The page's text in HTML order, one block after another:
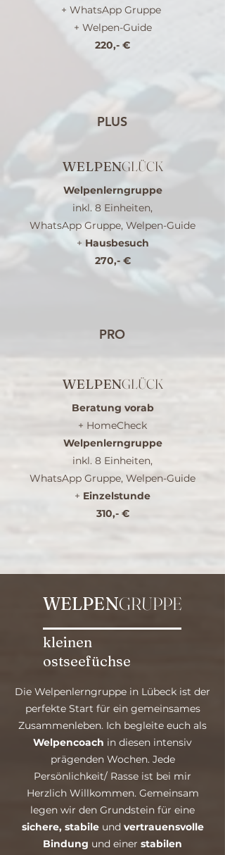
+ WhatsApp Gruppe
+ Welpen-Guide
220,- €
PLUS
WELPENGLÜCK
Welpenlerngruppe
inkl. 8 Einheiten,
WhatsApp Gruppe, Welpen-Guide
+ Hausbesuch
270,- €
PRO
WELPENGLÜCK
Beratung vorab
+ HomeCheck
Welpenlerngruppe
inkl. 8 Einheiten,
WhatsApp Gruppe, Welpen-Guide
+ Einzelstunde
310,- €
WELPENGRUPPE
kleinen
ostseefüchse
Die Welpenlerngruppe in Lübeck ist der
perfekte Start für ein gemeinsames
Zusammenleben. Ich begleite euch als
Welpencoach in diesen intensiv
prägenden Wochen. Jede
Persönlichkeit/ Rasse ist bei mir
Herzlich Willkommen. Gemeinsam
legen wir den Grundstein für eine
sichere, stabileund vertrauensvolle
Bindung und einer stabilen